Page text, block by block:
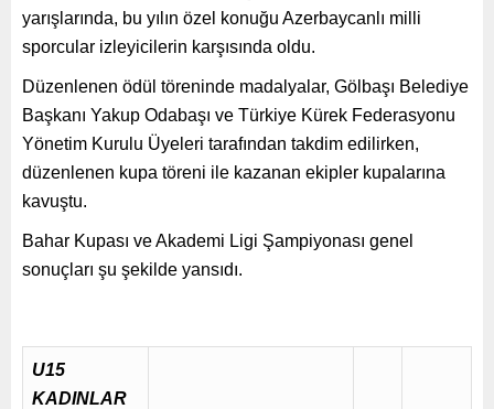
yarışlarında, bu yılın özel konuğu Azerbaycanlı milli
sporcular izleyicilerin karşısında oldu.
Düzenlenen ödül töreninde madalyalar, Gölbaşı Belediye
Başkanı Yakup Odabaşı ve Türkiye Kürek Federasyonu
Yönetim Kurulu Üyeleri tarafından takdim edilirken,
düzenlenen kupa töreni ile kazanan ekipler kupalarına
kavuştu.
Bahar Kupası ve Akademi Ligi Şampiyonası genel
sonuçları şu şekilde yansıdı.
U15
KADINLAR